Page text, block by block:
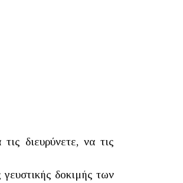
διευρύνετε, να τις
δοκιμής των